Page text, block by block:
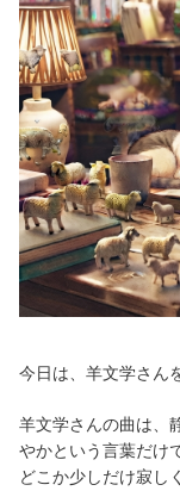
今日は、羊文学さん
羊文学さんの曲は、
やかという言葉だけ
どこか少しだけ寂し